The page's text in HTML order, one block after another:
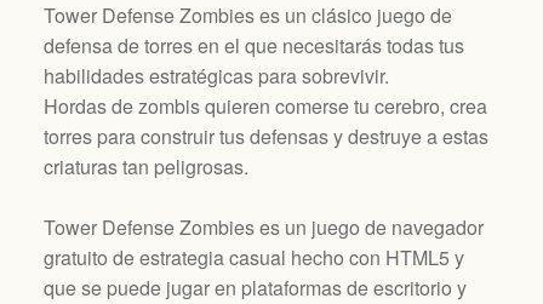
Tower Defense Zombies es un clásico juego de
defensa de torres en el que necesitarás todas tus
habilidades estratégicas para sobrevivir.
Hordas de zombis quieren comerse tu cerebro, crea
torres para construir tus defensas y destruye a estas
criaturas tan peligrosas.
Tower Defense Zombies es un juego de navegador
gratuito de estrategia casual hecho con HTML5 y
que se puede jugar en plataformas de escritorio y